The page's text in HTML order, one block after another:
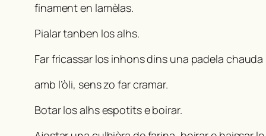
finament en lamèlas.
Pialar tanben los alhs.
Far fricassar los inhons dins una padela chauda
amb l’òli, sens zo far cramar.
Botar los alhs espotits e boirar.